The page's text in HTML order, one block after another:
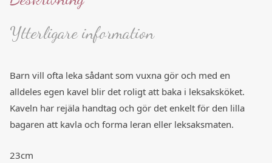
Ytterligare information
Barn vill ofta leka sådant som vuxna gör och med en
alldeles egen kavel blir det roligt att baka i leksaksköket.
Kaveln har rejäla handtag och gör det enkelt för den lilla
bagaren att kavla och forma leran eller leksaksmaten.
23cm